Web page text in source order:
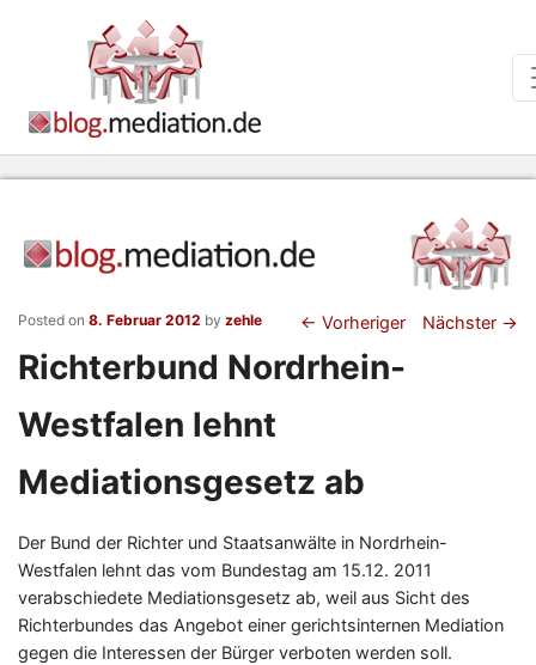
← Vorheriger Nächster →
Richterbund Nordrhein-
Westfalen lehnt
Mediationsgesetz ab
Posted on 8. Februar 2012 by zehle
Der Bund der Richter und Staatsanwälte in Nordrhein-
Westfalen lehnt das vom Bundestag am 15.12. 2011
verabschiedete Mediationsgesetz ab, weil aus Sicht des
Richterbundes das Angebot einer gerichtsinternen Mediation
gegen die Interessen der Bürger verboten werden soll.